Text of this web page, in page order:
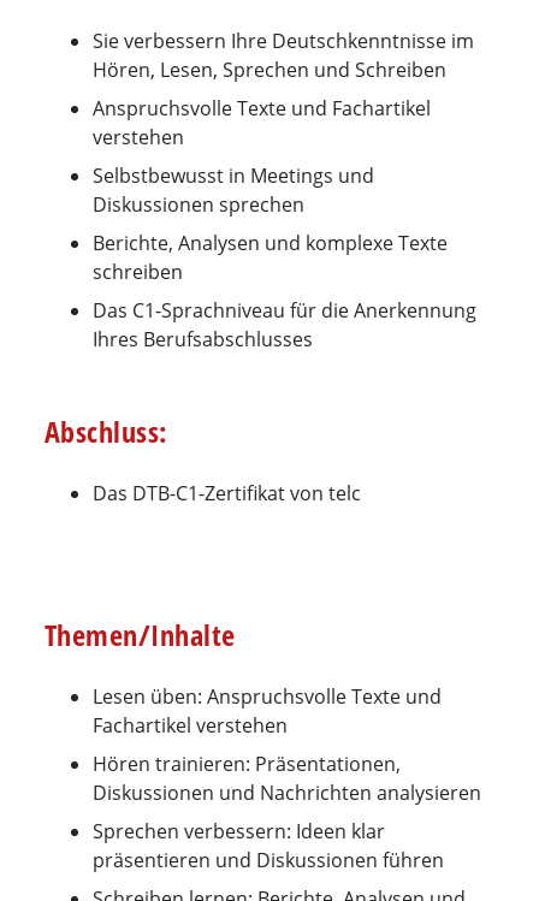
Sie verbessern Ihre Deutschkenntnisse im
Hören, Lesen, Sprechen und Schreiben
Anspruchsvolle Texte und Fachartikel
verstehen
Selbstbewusst in Meetings und
Diskussionen sprechen
Berichte, Analysen und komplexe Texte
schreiben
Das C1-Sprachniveau für die Anerkennung
Ihres Berufsabschlusses
Abschluss:
Das DTB-C1-Zertifikat von telc
Themen/Inhalte
Lesen üben: Anspruchsvolle Texte und
Fachartikel verstehen
Hören trainieren: Präsentationen,
Diskussionen und Nachrichten analysieren
Sprechen verbessern: Ideen klar
präsentieren und Diskussionen führen